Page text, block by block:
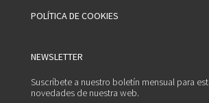
POLÍTICA DE COOKIES
NEWSLETTER
Suscríbete a nuestro boletín mensual para
novedades de nuestra web.